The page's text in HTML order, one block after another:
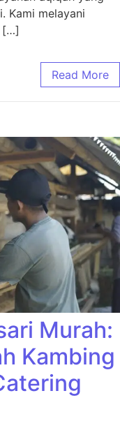
Kami melayani
[…]
Read More
Murah:
Kambing